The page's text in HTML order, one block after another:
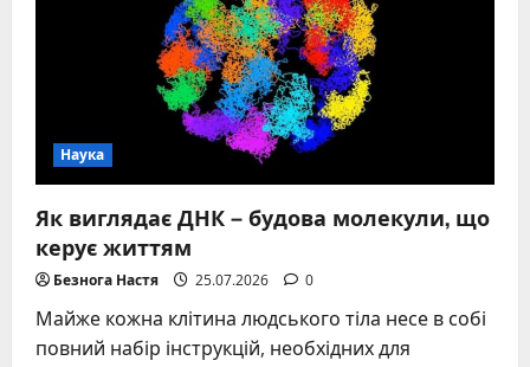
хижаки
різних
куточках
планети
Наука
Як виглядає ДНК – будова молекули, що
керує життям
Безнога Настя 25.07.2026 0
Майже кожна клітина людського тіла несе в собі
повний набір інструкцій, необхідних для